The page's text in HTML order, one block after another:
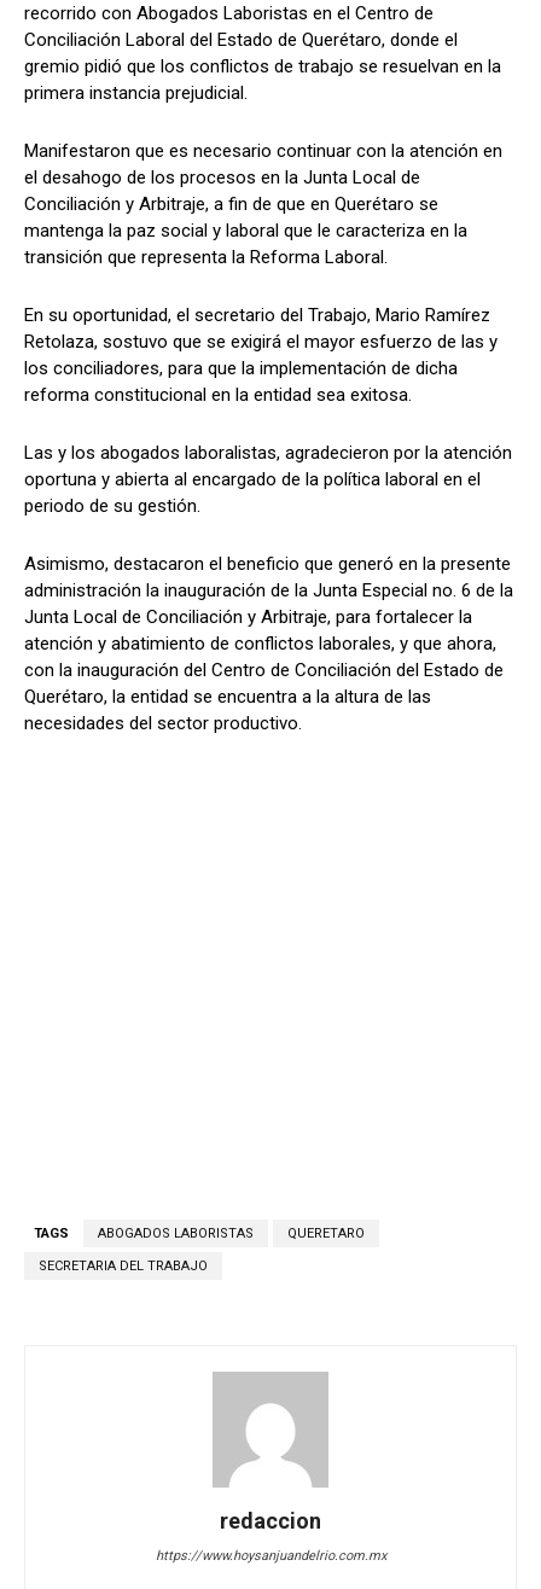
recorrido con Abogados Laboristas en el Centro de
Conciliación Laboral del Estado de Querétaro, donde el
gremio pidió que los conflictos de trabajo se resuelvan en la
primera instancia prejudicial.
Manifestaron que es necesario continuar con la atención en
el desahogo de los procesos en la Junta Local de
Conciliación y Arbitraje, a fin de que en Querétaro se
mantenga la paz social y laboral que le caracteriza en la
transición que representa la Reforma Laboral.
En su oportunidad, el secretario del Trabajo, Mario Ramírez
Retolaza, sostuvo que se exigirá el mayor esfuerzo de las y
los conciliadores, para que la implementación de dicha
reforma constitucional en la entidad sea exitosa.
Las y los abogados laboralistas, agradecieron por la atención
oportuna y abierta al encargado de la política laboral en el
periodo de su gestión.
Asimismo, destacaron el beneficio que generó en la presente
administración la inauguración de la Junta Especial no. 6 de la
Junta Local de Conciliación y Arbitraje, para fortalecer la
atención y abatimiento de conflictos laborales, y que ahora,
con la inauguración del Centro de Conciliación del Estado de
Querétaro, la entidad se encuentra a la altura de las
necesidades del sector productivo.
TAGS ABOGADOS LABORISTAS QUERETARO
SECRETARIA DEL TRABAJO
redaccion
https://www.hoysanjuandelrio.com.mx